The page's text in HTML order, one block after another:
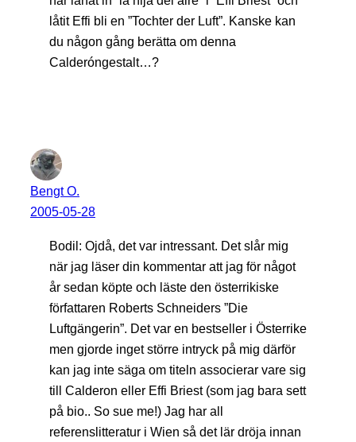
låtit Effi bli en ”Tochter der Luft”. Kanske kan
du någon gång berätta om denna
Calderóngestalt…?
Bengt O.
2005-05-28
Bodil: Ojdå, det var intressant. Det slår mig
när jag läser din kommentar att jag för något
år sedan köpte och läste den österrikiske
författaren Roberts Schneiders ”Die
Luftgängerin”. Det var en bestseller i Österrike
men gjorde inget större intryck på mig därför
kan jag inte säga om titeln associerar vare sig
till Calderon eller Effi Briest (som jag bara sett
på bio.. So sue me!) Jag har all
referenslitteratur i Wien så det lär dröja innan